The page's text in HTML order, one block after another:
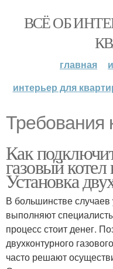
ВСЁ ОБ
главная
интерьер для
Требования
Как
газовый
Установка
В большинстве случаев
выполняют
процесс стоит денег.
двухконтурного
часто решают